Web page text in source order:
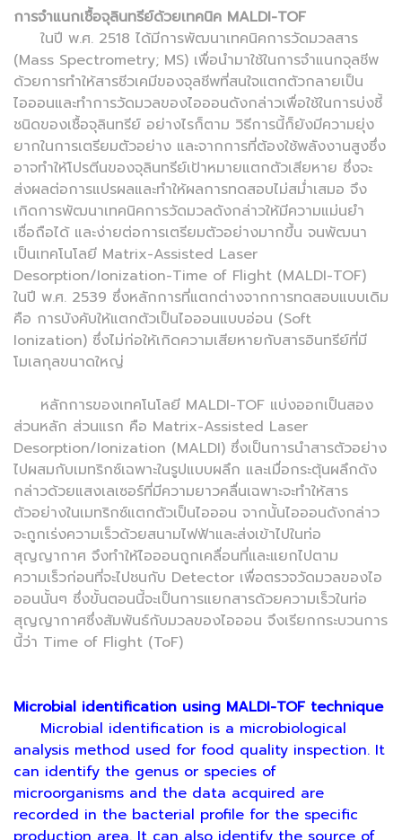
การจำแนกเชื้อจุลินทรีย์ด้วยเทคนิค MALDI-TOF
ในปี พ.ศ. 2518 ได้มีการพัฒนาเทคนิคการวัดมวลสาร
(Mass Spectrometry; MS) เพื่อนำมาใช้ในการจำแนกจุลชีพ
ด้วยการทำให้สารชีวเคมีของจุลชีพที่สนใจแตกตัวกลายเป็น
ไอออนและทำการวัดมวลของไอออนดังกล่าวเพื่อใช้ในการบ่งชี้
ชนิดของเชื้อจุลินทรีย์ อย่างไรก็ตาม วิธีการนี้ก็ยังมีความยุ่ง
ยากในการเตรียมตัวอย่าง และจากการที่ต้องใช้พลังงานสูงซึ่ง
อาจทำให้โปรตีนของจุลินทรีย์เป้าหมายแตกตัวเสียหาย ซึ่งจะ
ส่งผลต่อการแปรผลและทำให้ผลการทดสอบไม่สม่ำเสมอ จึง
เกิดการพัฒนาเทคนิคการวัดมวลดังกล่าวให้มีความแม่นยำ
เชื่อถือได้ และง่ายต่อการเตรียมตัวอย่างมากขึ้น จนพัฒนา
เป็นเทคโนโลยี Matrix-Assisted Laser
Desorption/Ionization-Time of Flight (MALDI-TOF)
ในปี พ.ศ. 2539 ซึ่งหลักการที่แตกต่างจากการทดสอบแบบเดิม
คือ การบังคับให้แตกตัวเป็นไอออนแบบอ่อน (Soft
Ionization) ซึ่งไม่ก่อให้เกิดความเสียหายกับสารอินทรีย์ที่มี
โมเลกุลขนาดใหญ่
หลักการของเทคโนโลยี MALDI-TOF แบ่งออกเป็นสอง
ส่วนหลัก ส่วนแรก คือ Matrix-Assisted Laser
Desorption/Ionization (MALDI) ซึ่งเป็นการนำสารตัวอย่าง
ไปผสมกับเมทริกซ์เฉพาะในรูปแบบผลึก และเมื่อกระตุ้นผลึกดัง
กล่าวด้วยแสงเลเซอร์ที่มีความยาวคลื่นเฉพาะจะทำให้สาร
ตัวอย่างในเมทริกซ์แตกตัวเป็นไอออน จากนั้นไอออนดังกล่าว
จะถูกเร่งความเร็วด้วยสนามไฟฟ้าและส่งเข้าไปในท่อ
สุญญากาศ จึงทำให้ไอออนถูกเคลื่อนที่และแยกไปตาม
ความเร็วก่อนที่จะไปชนกับ Detector เพื่อตรวจวัดมวลของไอ
ออนนั้นๆ ซึ่งขั้นตอนนี้จะเป็นการแยกสารด้วยความเร็วในท่อ
สุญญากาศซึ่งสัมพันธ์กับมวลของไอออน จึงเรียกกระบวนการ
นี้ว่า Time of Flight (ToF)
Microbial identification using MALDI-TOF technique
Microbial identification is a microbiological
analysis method used for food quality inspection. It
can identify the genus or species of
microorganisms and the data acquired are
recorded in the bacterial profile for the specific